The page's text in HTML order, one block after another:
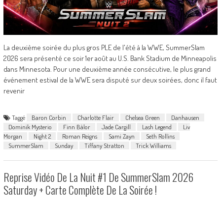
La deuxième soirée du plus gros PLE de l'été à la WWE, SummerSlam
2026 sera présenté ce soir 1er août au U.S. Bank Stadium de Minneapolis
dans Minnesota. Pour une deuxième année consécutive, le plus grand
événement estival de la WWE sera disputé sur deux soirées, donc il faut
revenir
Taggé Baron Corbin Charlotte Flair Chelsea Green
Danhausen
Dominik Mysterio
Finn Bàlor Jade Cargill Lash Legend
Liv
Morgan
Night 2 Roman Reigns Sami Zayn
Seth Rollins
SummerSlam
Sunday Tiffany Stratton Trick Williams
Reprise Vidéo De La Nuit #1 De SummerSlam 2026
Saturday + Carte Complète De La Soirée !